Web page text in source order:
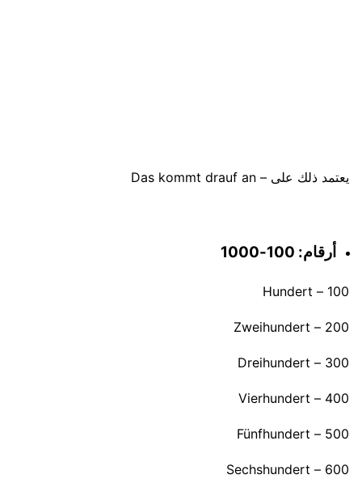
يعتمد ذلك على – Das kommt drauf an
أرقام: 100-1000
100 – Hundert
200 – Zweihundert
300 – Dreihundert
400 – Vierhundert
500 – Fünfhundert
600 – Sechshundert